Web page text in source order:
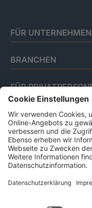
FÜR UNTERNEHMEN
BRANCHEN
FÜR
Impressum
Datenschutz
Code Of Conduct
AGB Für Leistungen
Chancenmanagement
AGB Für Data And
Business Ethics Policy